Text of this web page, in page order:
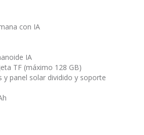
con IA
IA
TF (máximo 128 GB)
y panel solar dividido y soporte